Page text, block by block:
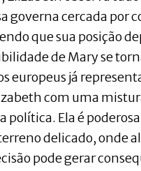
governa cercada por
que sua posição
de Mary se
europeus já
com uma
política. Ela é
delicado, onde
pode gerar